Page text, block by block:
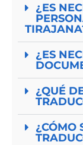
¿ES
¿ES
¿QUÉ
¿CÓMO